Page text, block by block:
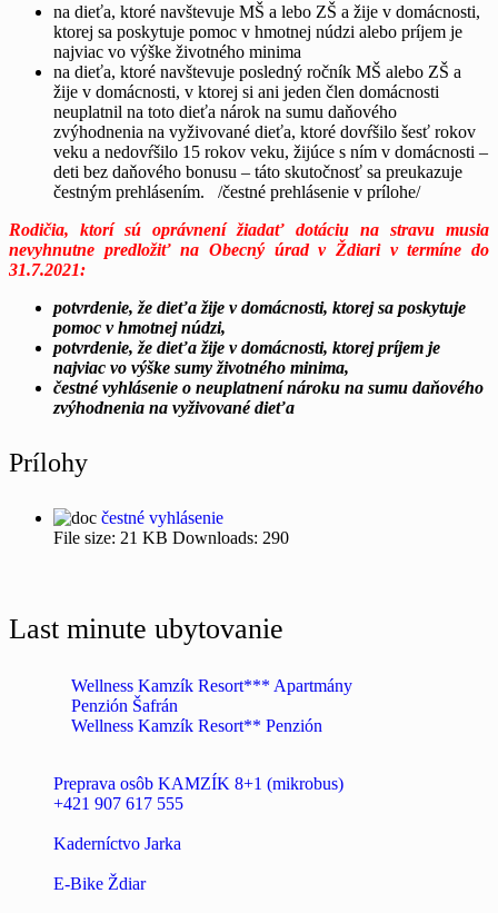
na dieťa, ktoré navštevuje MŠ a lebo ZŠ a žije v domácnosti,
ktorej sa poskytuje pomoc v hmotnej núdzi alebo príjem je
najviac vo výške životného minima
na dieťa, ktoré navštevuje posledný ročník MŠ alebo ZŠ a
žije v domácnosti, v ktorej si ani jeden člen domácnosti
neuplatnil na toto dieťa nárok na sumu daňového
zvýhodnenia na vyživované dieťa, ktoré dovŕšilo šesť rokov
veku a nedovŕšilo 15 rokov veku, žijúce s ním v domácnosti –
deti bez daňového bonusu – táto skutočnosť sa preukazuje
čestným prehlásením. /čestné prehlásenie v prílohe/
Rodičia, ktorí sú oprávnení žiadať dotáciu na stravu musia
nevyhnutne predložiť na Obecný úrad v Ždiari v termíne do
31.7.2021:
potvrdenie, že dieťa žije v domácnosti, ktorej sa poskytuje
pomoc v hmotnej núdzi,
potvrdenie, že dieťa žije v domácnosti, ktorej príjem je
najviac vo výške sumy životného minima,
čestné vyhlásenie o neuplatnení nároku na sumu daňového
zvýhodnenia na vyživované dieťa
Prílohy
čestné vyhlásenie
File size: 21 KB Downloads: 290
Last minute ubytovanie
Wellness Kamzík Resort*** Apartmány
Penzión Šafrán
Wellness Kamzík Resort** Penzión
Preprava osôb KAMZÍK 8+1 (mikrobus)
+421 907 617 555
Kaderníctvo Jarka
E-Bike Ždiar